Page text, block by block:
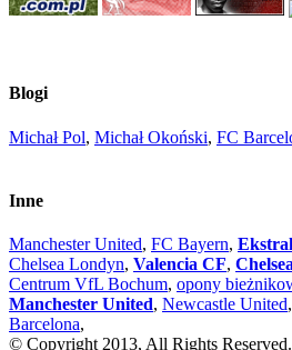
Blogi
Michał Pol, Michał Okoński, FC
Inne
Manchester United, FC Bayern,
Chelsea Londyn, Valencia CF, Chelsea
Centrum VfL Bochum, opony
Manchester United, Newcastle United,
Barcelona,
© Copyright 2013, All Rights Reserved.